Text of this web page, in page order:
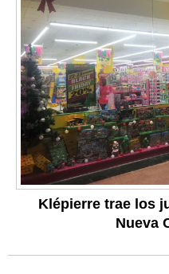
Klépierre trae los
Nueva